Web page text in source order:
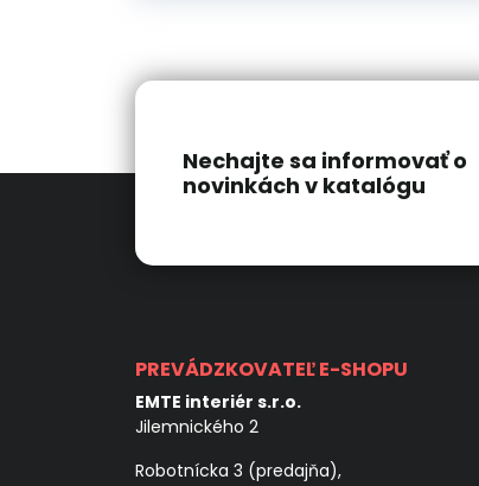
Nechajte sa informovať o
novinkách v katalógu
PREVÁDZKOVATEĽ E-SHOPU
EMTE interiér s.r.o.
Jilemnického 2
Robotnícka 3 (predajňa),